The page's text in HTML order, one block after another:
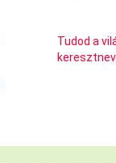
Tudod a